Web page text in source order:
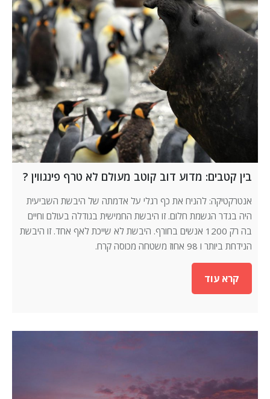
בין קטבים: מדוע דוב קוטב מעולם לא טרף פינגווין ?
אנטרקטיקה: להניח את כף רגלי על אדמתה של היבשת השביעית
היה בגדר הגשמת חלום. זו היבשת החמישית בגודלה בעולם וחיים
בה רק 1200 אנשים בחורף. היבשת לא שייכת לאף אחד. זו היבשת
הנידחת ביותר ו 98 אחוז משטחה מכוסה קרח.
קרא עוד